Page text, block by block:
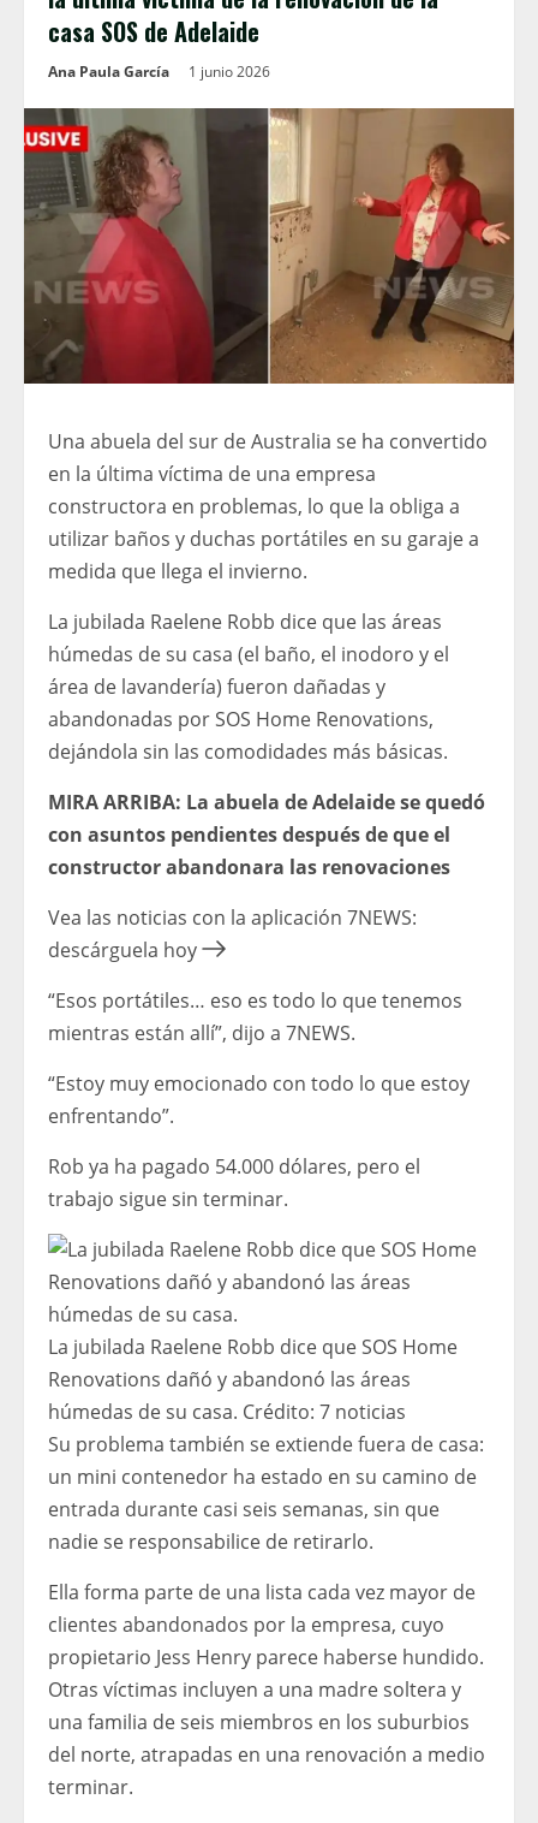
casa SOS de Adelaide
Ana Paula García 1 junio 2026
Una abuela del sur de Australia se ha convertido
en la última víctima de una empresa
constructora en problemas, lo que la obliga a
utilizar baños y duchas portátiles en su garaje a
medida que llega el invierno.
La jubilada Raelene Robb dice que las áreas
húmedas de su casa (el baño, el inodoro y el
área de lavandería) fueron dañadas y
abandonadas por SOS Home Renovations,
dejándola sin las comodidades más básicas.
MIRA ARRIBA: La abuela de Adelaide se quedó
con asuntos pendientes después de que el
constructor abandonara las renovaciones
Vea las noticias con la aplicación 7NEWS:
descárguela hoy
“Esos portátiles… eso es todo lo que tenemos
mientras están allí”, dijo a 7NEWS.
“Estoy muy emocionado con todo lo que estoy
enfrentando”.
Rob ya ha pagado 54.000 dólares, pero el
trabajo sigue sin terminar.
La jubilada Raelene Robb dice que SOS Home
Renovations dañó y abandonó las áreas
húmedas de su casa. Crédito: 7 noticias
Su problema también se extiende fuera de casa:
un mini contenedor ha estado en su camino de
entrada durante casi seis semanas, sin que
nadie se responsabilice de retirarlo.
Ella forma parte de una lista cada vez mayor de
clientes abandonados por la empresa, cuyo
propietario Jess Henry parece haberse hundido.
Otras víctimas incluyen a una madre soltera y
una familia de seis miembros en los suburbios
del norte, atrapadas en una renovación a medio
terminar.